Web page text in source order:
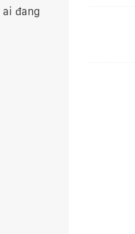
ai đang